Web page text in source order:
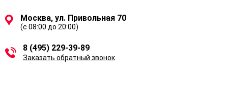
Москва, ул. Привольная 70
(с 08:00 до 20:00)
8 (495) 229-39-89
Заказать обратный звонок